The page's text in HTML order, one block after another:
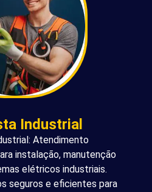
Industrial
Atendimento
instalação, manutenção
elétricos industriais.
seguros e eficientes para